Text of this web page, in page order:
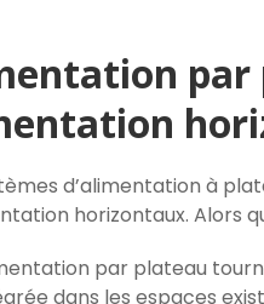
d’alimentation à
horizontaux. Alors
par plateau
dans les espaces